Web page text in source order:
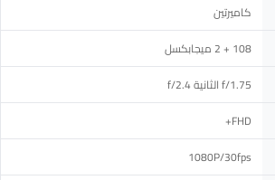
كاميرتين
108 + 2 ميجابكسل
f/1.75 الثانية f/2.4
FHD+
1080P/30fps